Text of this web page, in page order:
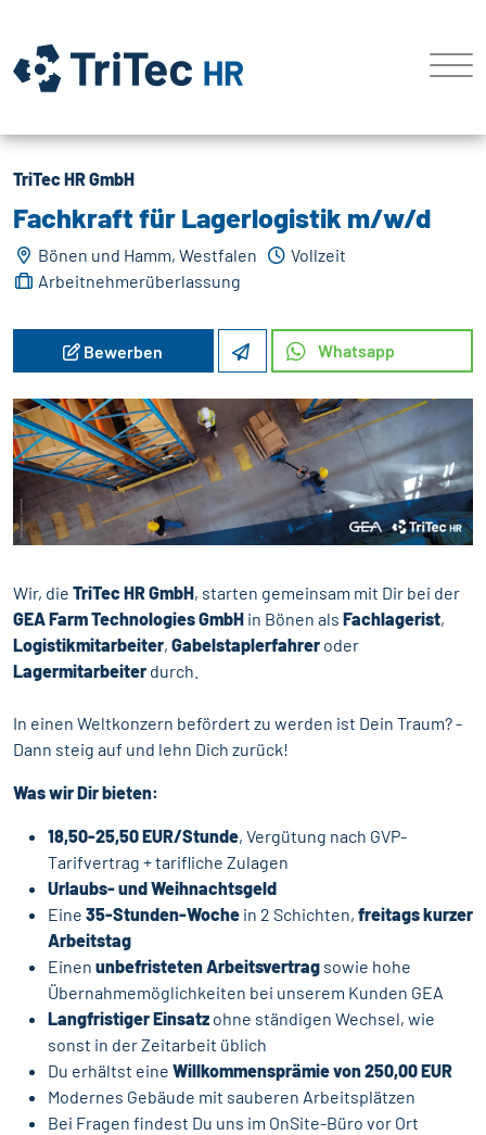
TriTec HR GmbH
Fachkraft für Lagerlogistik m/w/d
Bönen und Hamm, Westfalen
Vollzeit
Arbeitnehmerüberlassung
Bewerben Whatsapp
Wir, die TriTec HR GmbH, starten gemeinsam mit Dir bei der
GEA Farm Technologies GmbH in Bönen als Fachlagerist,
Logistikmitarbeiter, Gabelstaplerfahrer oder
Lagermitarbeiter durch.
In einen Weltkonzern befördert zu werden ist Dein Traum? -
Dann steig auf und lehn Dich zurück!
Was wir Dir bieten:
18,50-25,50 EUR/Stunde, Vergütung nach GVP-
Tarifvertrag + tarifliche Zulagen
Urlaubs- und Weihnachtsgeld
Eine 35-Stunden-Woche in 2 Schichten, freitags kurzer
Arbeitstag
Einen unbefristeten Arbeitsvertrag sowie hohe
Übernahmemöglichkeiten bei unserem Kunden GEA
Langfristiger Einsatz ohne ständigen Wechsel, wie
sonst in der Zeitarbeit üblich
Du erhältst eine Willkommensprämie von 250,00 EUR
Modernes Gebäude mit sauberen Arbeitsplätzen
Bei Fragen findest Du uns im OnSite-Büro vor Ort